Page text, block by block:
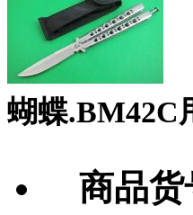
蝴蝶.BM42C
商品货